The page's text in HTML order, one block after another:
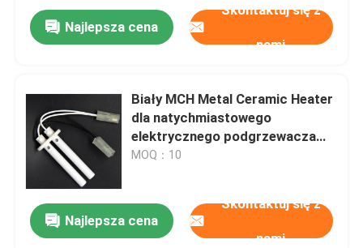
Najlepsza cena
Skontaktuj się z
nami
Biały MCH Metal Ceramic Heater
dla natychmiastowego
elektrycznego podgrzewacza
wody
MOQ：10
Najlepsza cena
Skontaktuj się z
nami